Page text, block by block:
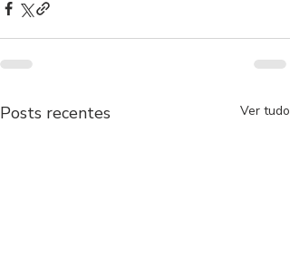
Posts recentes Ver tudo